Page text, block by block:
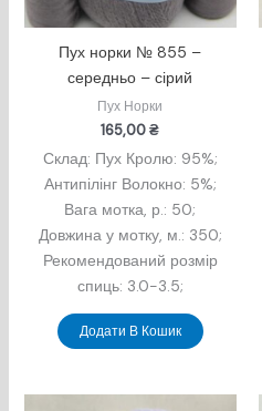
Пух норки № 855 –
середньо – сірий
Пух Норки
165,00₴
Склад: Пух Кролю: 95%;
Антипілінг Волокно: 5%;
Вага мотка, р.: 50;
Довжина у мотку, м.: 350;
Рекомендований розмір
спиць: 3.0-3.5;
Додати В Кошик